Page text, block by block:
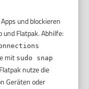
und blockieren
und Flatpak. Abhilfe:
mit sudo snap
nutze die
Geräten oder